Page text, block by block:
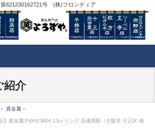
621230162721号 (株)フロンティア
紹介
» 貴金属 »
】貴金属 Pt900 MD0.13ct リング 高価買取（大阪市 大正区 南